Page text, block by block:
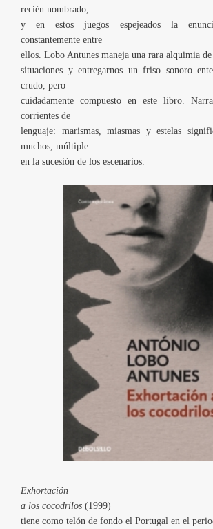
recién nombrado,
y en estos juegos espejeados la
constantemente entre
ellos. Lobo Antunes maneja una rara alquimia
situaciones y entregarnos un friso sonoro
crudo, pero
cuidadamente compuesto en este libro.
corrientes de
lenguaje: marismas, miasmas y estelas
muchos, múltiple
en la sucesión de los escenarios.
Exhortación
a los cocodrilos (1999)
tiene como telón de fondo el Portugal en el